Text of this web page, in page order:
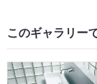
このギャラリー